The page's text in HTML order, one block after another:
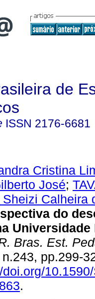
de
ISSN 2176-6681
Cristina
José;
Sheizi Calheira
do
Universidade
Bras. Est.
pp.299-
.